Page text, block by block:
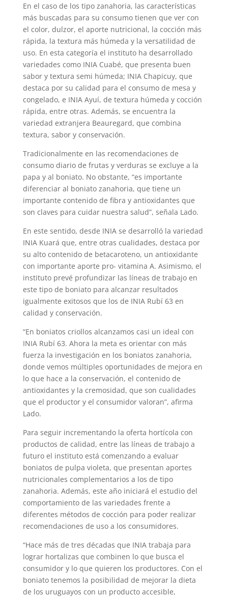
En el caso de los tipo zanahoria, las características
más buscadas para su consumo tienen que ver con
el color, dulzor, el aporte nutricional, la cocción más
rápida, la textura más húmeda y la versatilidad de
uso. En esta categoría el instituto ha desarrollado
variedades como INIA Cuabé, que presenta buen
sabor y textura semi húmeda; INIA Chapicuy, que
destaca por su calidad para el consumo de mesa y
congelado, e INIA Ayuí, de textura húmeda y cocción
rápida, entre otras. Además, se encuentra la
variedad extranjera Beauregard, que combina
textura, sabor y conservación.
Tradicionalmente en las recomendaciones de
consumo diario de frutas y verduras se excluye a la
papa y al boniato. No obstante, “es importante
diferenciar al boniato zanahoria, que tiene un
importante contenido de fibra y antioxidantes que
son claves para cuidar nuestra salud”, señala Lado.
En este sentido, desde INIA se desarrolló la variedad
INIA Kuará que, entre otras cualidades, destaca por
su alto contenido de betacaroteno, un antioxidante
con importante aporte pro- vitamina A. Asimismo, el
instituto prevé profundizar las líneas de trabajo en
este tipo de boniato para alcanzar resultados
igualmente exitosos que los de INIA Rubí 63 en
calidad y conservación.
“En boniatos criollos alcanzamos casi un ideal con
INIA Rubí 63. Ahora la meta es orientar con más
fuerza la investigación en los boniatos zanahoria,
donde vemos múltiples oportunidades de mejora en
lo que hace a la conservación, el contenido de
antioxidantes y la cremosidad, que son cualidades
que el productor y el consumidor valoran”, afirma
Lado.
Para seguir incrementando la oferta hortícola con
productos de calidad, entre las líneas de trabajo a
futuro el instituto está comenzando a evaluar
boniatos de pulpa violeta, que presentan aportes
nutricionales complementarios a los de tipo
zanahoria. Además, este año iniciará el estudio del
comportamiento de las variedades frente a
diferentes métodos de cocción para poder realizar
recomendaciones de uso a los consumidores.
“Hace más de tres décadas que INIA trabaja para
lograr hortalizas que combinen lo que busca el
consumidor y lo que quieren los productores. Con el
boniato tenemos la posibilidad de mejorar la dieta
de los uruguayos con un producto accesible,